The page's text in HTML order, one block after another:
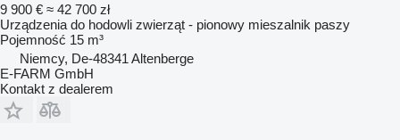
9 900 € ≈ 42 700 zł
Urządzenia do hodowli zwierząt - pionowy mieszalnik paszy
Pojemność 15 m³
Niemcy, De-48341 Altenberge
E-FARM GmbH
Kontakt z dealerem